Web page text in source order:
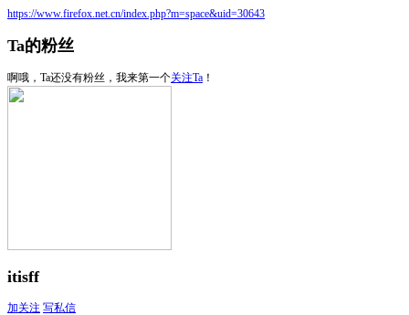
https://www.firefox.net.cn/index.php?m=space&uid=30643
Ta的粉丝
啊哦，Ta还没有粉丝，我来第一个关注Ta ！
itisff
加关注 写私信